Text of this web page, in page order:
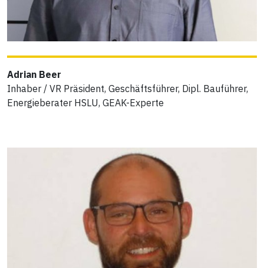
Adrian Beer
Inhaber / VR Präsident, Geschäftsführer, Dipl. Bauführer,
Energieberater HSLU, GEAK-Experte